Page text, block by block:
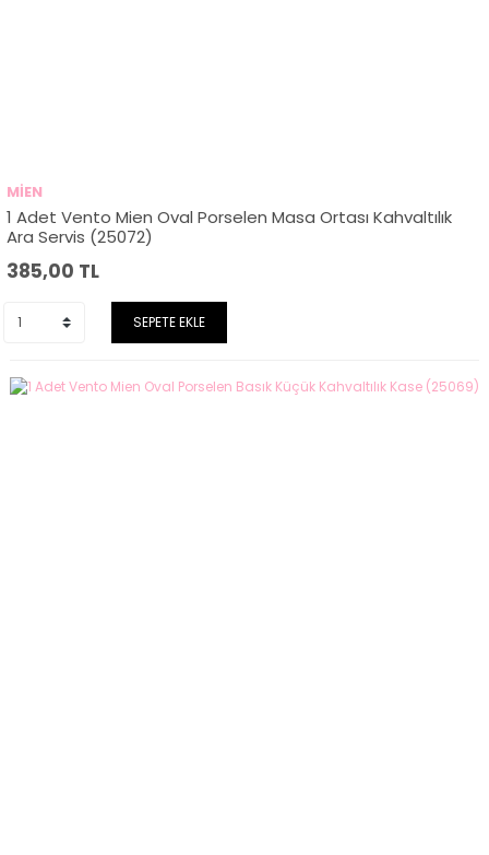
MİEN
1 Adet Vento Mien Oval Porselen Masa Ortası Kahvaltılık
Ara Servis (25072)
385,00 TL
SEPETE EKLE